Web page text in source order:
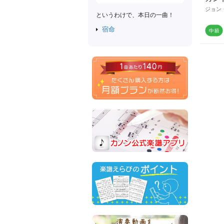
というわけで、本日の一曲！
宿命
ジョン